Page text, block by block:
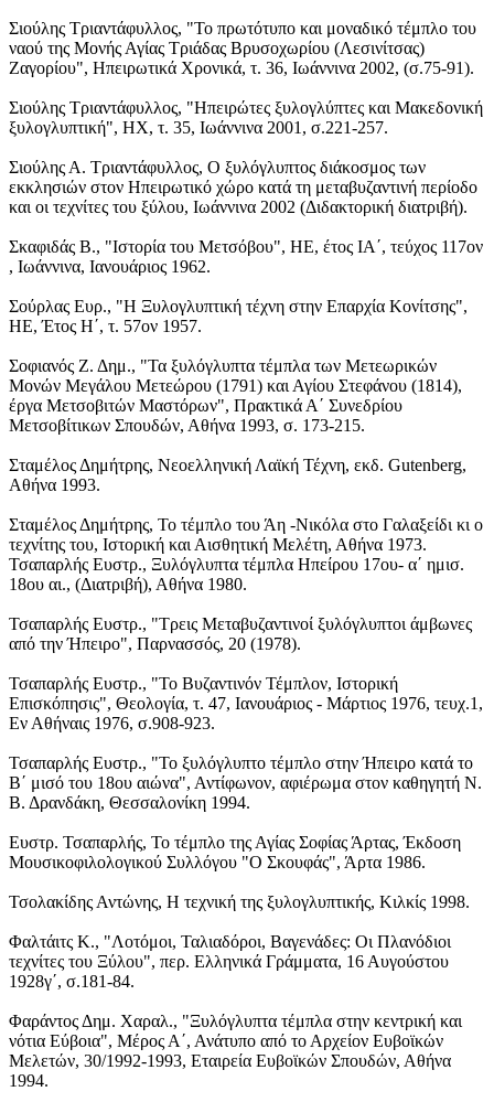
Σιούλης Τριαντάφυλλος, "Το πρωτότυπο και μοναδικό τέμπλο του
ναού της Μονής Αγίας Τριάδας Βρυσοχωρίου (Λεσινίτσας)
Ζαγορίου", Ηπειρωτικά Χρονικά, τ. 36, Ιωάννινα 2002, (σ.75-91).
Σιούλης Τριαντάφυλλος, "Ηπειρώτες ξυλογλύπτες και Μακεδονική
ξυλογλυπτική", ΗΧ, τ. 35, Ιωάννινα 2001, σ.221-257.
Σιούλης Α. Τριαντάφυλλος, Ο ξυλόγλυπτος διάκοσμος των
εκκλησιών στον Ηπειρωτικό χώρο κατά τη μεταβυζαντινή περίοδο
και οι τεχνίτες του ξύλου, Ιωάννινα 2002 (Διδακτορική διατριβή).
Σκαφιδάς Β., "Ιστορία του Μετσόβου", ΗΕ, έτος ΙΑ΄, τεύχος 117ον
, Ιωάννινα, Ιανουάριος 1962.
Σούρλας Ευρ., "Η Ξυλογλυπτική τέχνη στην Επαρχία Κονίτσης",
ΗΕ, Έτος Η΄, τ. 57ον 1957.
Σοφιανός Ζ. Δημ., "Τα ξυλόγλυπτα τέμπλα των Μετεωρικών
Μονών Μεγάλου Μετεώρου (1791) και Αγίου Στεφάνου (1814),
έργα Μετσοβιτών Μαστόρων", Πρακτικά Α΄ Συνεδρίου
Μετσοβίτικων Σπουδών, Αθήνα 1993, σ. 173-215.
Σταμέλος Δημήτρης, Νεοελληνική Λαϊκή Τέχνη, εκδ. Gutenberg,
Αθήνα 1993.
Σταμέλος Δημήτρης, Το τέμπλο του Άη -Νικόλα στο Γαλαξείδι κι ο
τεχνίτης του, Ιστορική και Αισθητική Μελέτη, Αθήνα 1973.
Τσαπαρλής Ευστρ., Ξυλόγλυπτα τέμπλα Ηπείρου 17ου- α΄ ημισ.
18ου αι., (Διατριβή), Αθήνα 1980.
Τσαπαρλής Ευστρ., "Τρεις Μεταβυζαντινοί ξυλόγλυπτοι άμβωνες
από την Ήπειρο", Παρνασσός, 20 (1978).
Τσαπαρλής Ευστρ., "Το Βυζαντινόν Τέμπλον, Ιστορική
Επισκόπησις", Θεολογία, τ. 47, Ιανουάριος - Μάρτιος 1976, τευχ.1,
Εν Αθήναις 1976, σ.908-923.
Τσαπαρλής Ευστρ., "Το ξυλόγλυπτο τέμπλο στην Ήπειρο κατά το
Β΄ μισό του 18ου αιώνα", Αντίφωνον, αφιέρωμα στον καθηγητή Ν.
Β. Δρανδάκη, Θεσσαλονίκη 1994.
Ευστρ. Τσαπαρλής, Το τέμπλο της Αγίας Σοφίας Άρτας, Έκδοση
Μουσικοφιλολογικού Συλλόγου "Ο Σκουφάς", Άρτα 1986.
Τσολακίδης Αντώνης, Η τεχνική της ξυλογλυπτικής, Κιλκίς 1998.
Φαλτάιτς Κ., "Λοτόμοι, Ταλιαδόροι, Βαγενάδες: Οι Πλανόδιοι
τεχνίτες του Ξύλου", περ. Ελληνικά Γράμματα, 16 Αυγούστου
1928γ΄, σ.181-84.
Φαράντος Δημ. Χαραλ., "Ξυλόγλυπτα τέμπλα στην κεντρική και
νότια Εύβοια", Μέρος Α΄, Ανάτυπο από το Αρχείον Ευβοϊκών
Μελετών, 30/1992-1993, Εταιρεία Ευβοϊκών Σπουδών, Αθήνα
1994.